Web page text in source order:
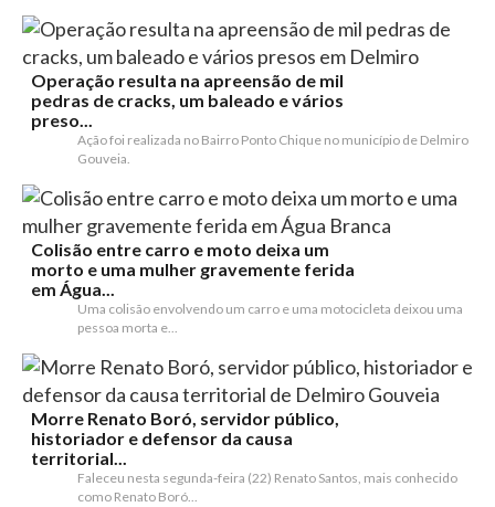
Operação resulta na apreensão de mil
pedras de cracks, um baleado e vários
preso...
Ação foi realizada no Bairro Ponto Chique no município de Delmiro
Gouveia.
Colisão entre carro e moto deixa um
morto e uma mulher gravemente ferida
em Água...
Uma colisão envolvendo um carro e uma motocicleta deixou uma
pessoa morta e...
Morre Renato Boró, servidor público,
historiador e defensor da causa
territorial...
Faleceu nesta segunda-feira (22) Renato Santos, mais conhecido
como Renato Boró...